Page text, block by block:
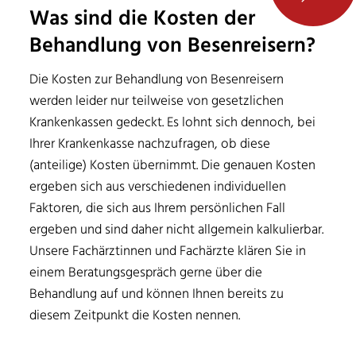
Was sind die Kosten der
Behandlung von Besenreisern?
Die Kosten zur Behandlung von Besenreisern
werden leider nur teilweise von gesetzlichen
Krankenkassen gedeckt. Es lohnt sich dennoch, bei
Ihrer Krankenkasse nachzufragen, ob diese
(anteilige) Kosten übernimmt. Die genauen Kosten
ergeben sich aus verschiedenen individuellen
Faktoren, die sich aus Ihrem persönlichen Fall
ergeben und sind daher nicht allgemein kalkulierbar.
Unsere Fachärztinnen und Fachärzte klären Sie in
einem Beratungsgespräch gerne über die
Behandlung auf und können Ihnen bereits zu
diesem Zeitpunkt die Kosten nennen.